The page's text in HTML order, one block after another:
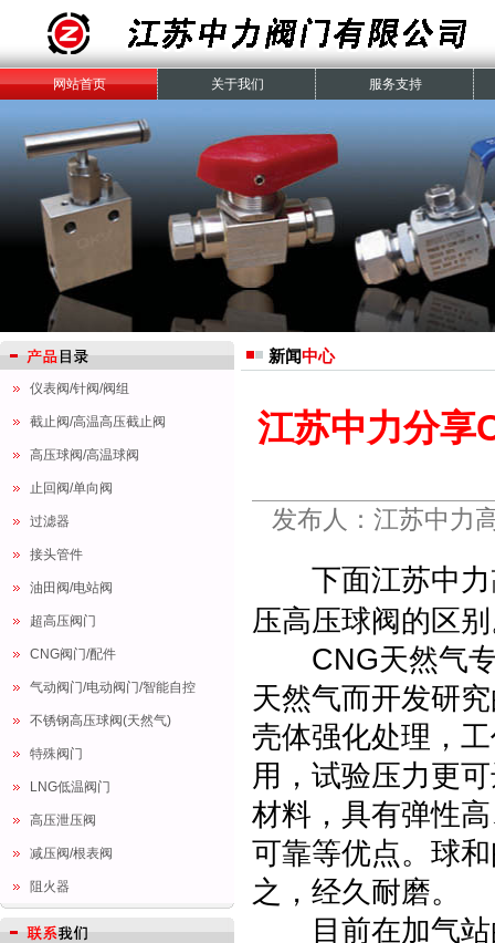
网站首页 关于我们 服务支持
仪表阀/针阀/阀组
截止阀/高温高压截止阀
高压球阀/高温球阀
止回阀/单向阀
过滤器
接头管件
油田阀/电站阀
超高压阀门
CNG阀门/配件
气动阀门/电动阀门/智能自控
不锈钢高压球阀(天然气)
特殊阀门
LNG低温阀门
高压泄压阀
减压阀/根表阀
阻火器
新闻中心
江苏中力分享
发布人：江苏中力
下面江苏中力
压高压球阀的区
CNG天然气专
天然气而开发研
壳体强化处理，
用，试验压力更
材料，具有弹性
可靠等优点。球
之，经久耐磨。
目前在加气站